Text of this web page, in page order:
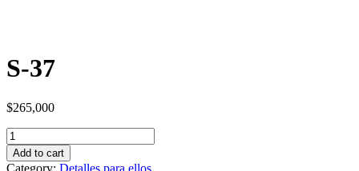
S-37
$265,000
Quantity
Add to cart
Category: Detalles para ellos